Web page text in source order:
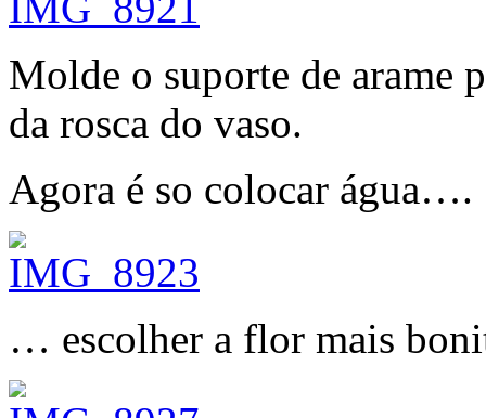
Molde o suporte de arame
da rosca do vaso.
Agora é so colocar água….
… escolher a flor mais